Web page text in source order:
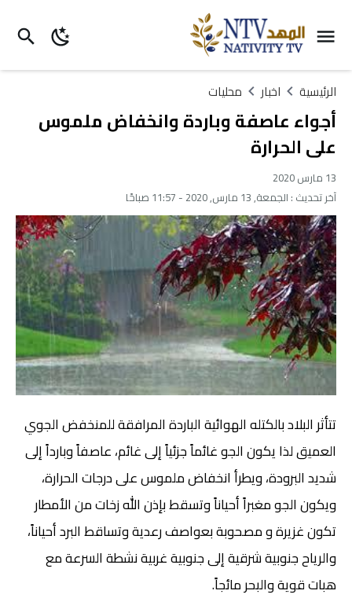
الرئيسية اخبار محليات
أجواء عاصفة وباردة وانخفاض ملموس
على الحرارة
13 مارس 2020
آخر تحديث : الجمعة, 13 مارس, 2020 - 11:57 صباحًا
تتأثر البلاد بالكتله الهوائية الباردة المرافقة للمنخفض الجوي
العميق لذا يكون الجو غائماً جزئياً إلى غائم، عاصفاً وبارداً إلى
شديد البرودة، ويطرأ انخفاض ملموس على درجات الحرارة،
ويكون الجو مغبراً أحياناً وتسقط بإذن الله زخات من الأمطار
تكون غزيرة و مصحوبة بعواصف رعدية وتساقط البرد أحياناً،
والرياح جنوبية شرقية إلى جنوبية غربية نشطة السرعة مع
هبات قوية والبحر مائجاً.